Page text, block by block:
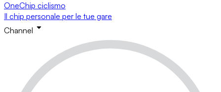
OneChip ciclismo
Il chip personale per le tue gare
Channel